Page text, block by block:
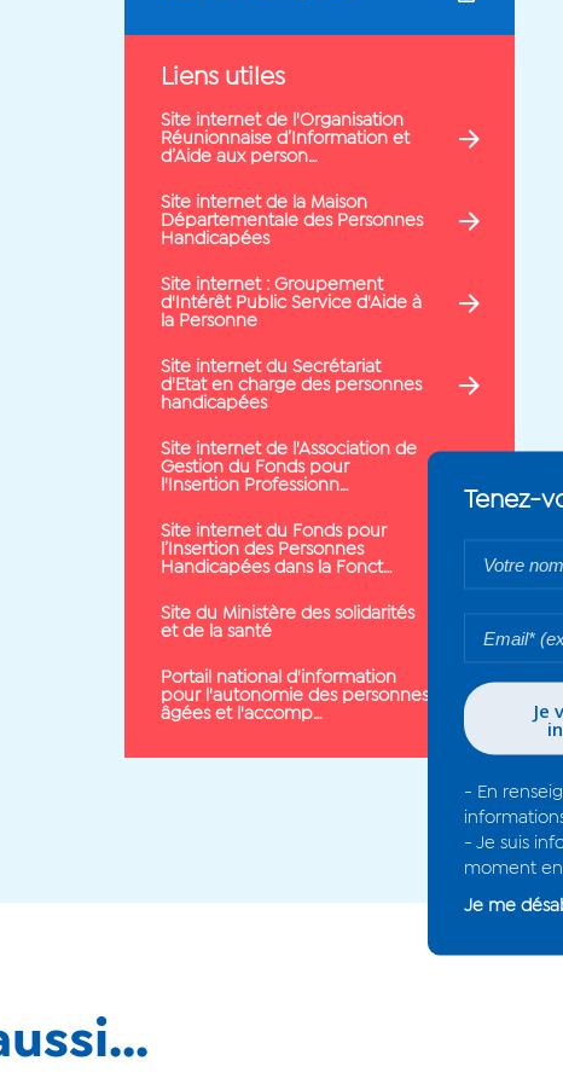
Liens utiles
Site internet de l'Organisation
Réunionnaise d’Information et
d’Aide aux person…
Site internet de la Maison
Départementale des Personnes
Handicapées
Site internet : Groupement
d'Intérêt Public Service d'Aide à
la Personne
Site internet du Secrétariat
d'Etat en charge des personnes
handicapées
Site internet de l'Association de
Gestion du Fonds pour
l'Insertion Professionn…
Site internet du Fonds pour
l’Insertion des Personnes
Handicapées dans la Fonct…
Site du Ministère des solidarités
et de la santé
Portail national d'information
pour l'autonomie des personnes
âgées et l'accomp…